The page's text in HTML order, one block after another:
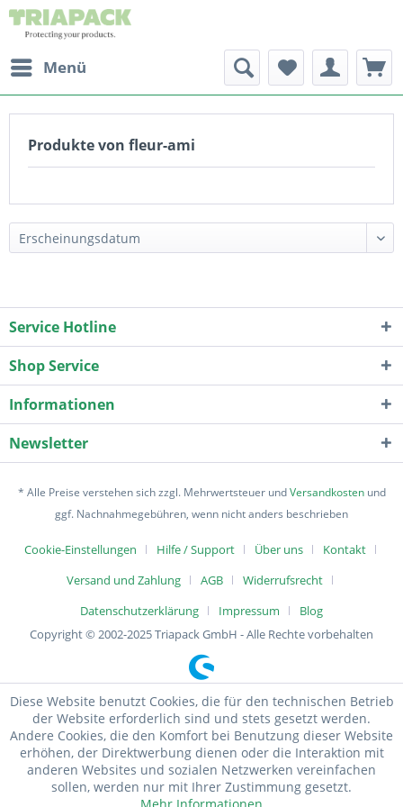
Menü
Produkte von fleur-ami
Service Hotline
Shop Service
Informationen
Newsletter
* Alle Preise verstehen sich zzgl. Mehrwertsteuer undVersandkostenund
ggf. Nachnahmegebühren, wenn nicht anders beschrieben
Cookie-Einstellungen Hilfe / Support Über uns
Kontakt
Versand und Zahlung
AGB
Widerrufsrecht
Datenschutzerklärung
Impressum
Blog
Copyright © 2002-2025 Triapack GmbH - Alle Rechte vorbehalten
Diese Website benutzt Cookies, die für den technischen Betrieb
der Website erforderlich sind und stets gesetzt werden.
Andere Cookies, die den Komfort bei Benutzung dieser Website
erhöhen, der Direktwerbung dienen oder die Interaktion mit
anderen Websites und sozialen Netzwerken vereinfachen
sollen, werden nur mit Ihrer Zustimmung gesetzt.